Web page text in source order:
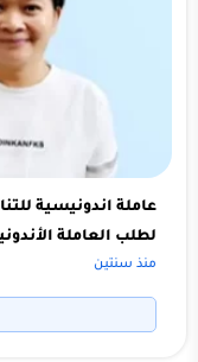
لطلب العاملة
منذ سنتين